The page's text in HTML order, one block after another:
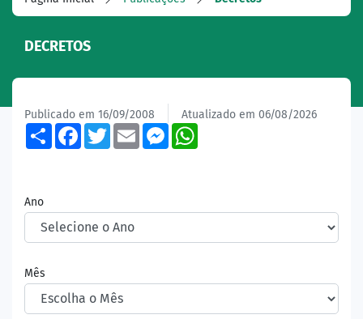
DECRETOS
Publicado em 16/09/2008 Atualizado em 06/08/2026
ShareFacebook
TwitterEmailMessenger
Ano
Mês